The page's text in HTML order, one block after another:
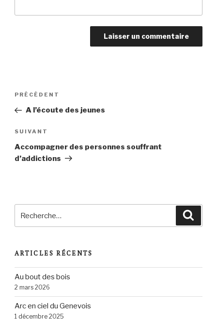
Navigation
l’article
Article
précédent
PRÉCÉDENT
A l’écoute des jeunes
Article
suivant
SUIVANT
Accompagner des personnes souffrant
d’addictions
pour
ARTICLES RÉCENTS
Au bout des bois
2 mars 2026
Arc en ciel du Genevois
1 décembre 2025